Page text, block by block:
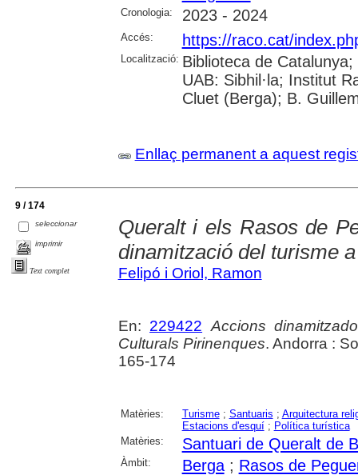
Cronologia: 2023 - 2024
Accés: https://raco.cat/
Localització: Biblioteca de
UAB: Sibhil·la; Institut
Cluet (Berga); B.
Enllaç permanent a aquest
9 / 174
seleccionar
imprimir
Text complet
Queralt i els Rasos de
dinamització del turisme
Felipó i Oriol, Ramon
En: 229422 Accions
Culturals Pirinenques. Andorra :
165-174
Matèries: Turisme; Santuaris ; Arquitectura
Estacions d'esquí; Política turística
Matèries:
Santuari de Queralt de
Àmbit: Berga; Rasos de